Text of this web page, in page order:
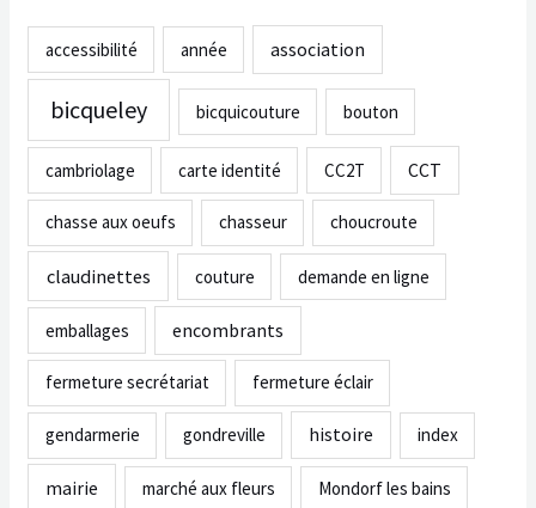
accessibilité année association
bicqueley bicquicouture bouton
cambriolage carte identité CC2T CCT
chasse aux oeufs chasseur choucroute
claudinettes couture demande en ligne
emballages encombrants
fermeture secrétariat fermeture éclair
gendarmerie gondreville histoire index
mairie marché aux fleurs Mondorf les bains